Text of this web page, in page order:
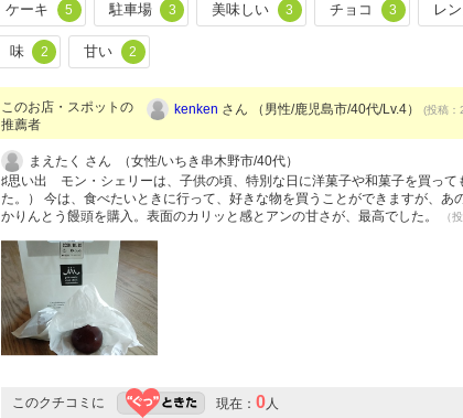
ケーキ 5 駐車場 3 美味しい 3 チョコ 3 レ
味 2 甘い 2
このお店・スポットの
推薦者
kenken さん （男性/鹿児島市/40代/Lv.4） (投稿
まえたく さん （女性/いちき串木野市/40代）
♯思い出 モン・シェリーは、子供の頃、特別な日に洋菓子や和菓子を買って
た。） 今は、食べたいときに行って、好きな物を買うことができますが、
かりんとう饅頭を購入。表面のカリッと感とアンの甘さが、最高でした。
（
このクチコミに 現在： 0人